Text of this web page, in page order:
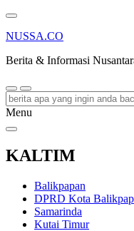
NUSSA.CO
Berita & Informasi
Menu
KALTIM
Balikpapan
DPRD Kota
Samarinda
Kutai Timur